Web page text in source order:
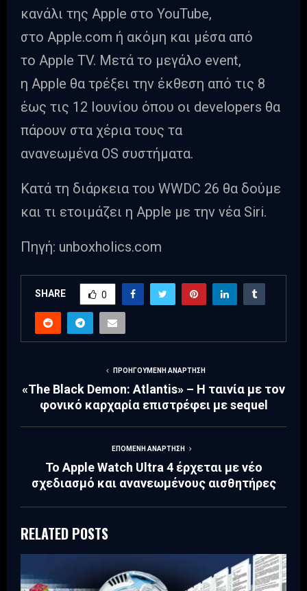
κανάλι της Apple στο YouTube,
στο Apple.com ή ακόμη και μέσα από
το Apple TV. Μετά το μεγάλο event,
η Apple θα τρέξει την έκθεση από τις 8
έως τις 12 Ιουνίου όπου οι developers θα
πάρουν στα χέρια τους τα
ανανεωμένα OS συστήματα.
Κατά τη διάρκεια του WWDC 26 θα δούμε
και τι ετοιμάζει η Apple με την νέα Siri.
Πηγή: unboxholics.com
SHARE 0
ΠΡΟΗΓΟΎΜΕΝΗ ΑΝΆΡΤΗΣΗ
«The Black Demon: Atlantis» – Η ταινία με τον
φονικό καρχαρία επιστρέφει με sequel
ΕΠΌΜΕΝΗ ΑΝΆΡΤΗΣΗ
Το Apple Watch Ultra 4 έρχεται με νέο
σχεδιασμό και ανανεωμένους αισθητήρες
RELATED POSTS